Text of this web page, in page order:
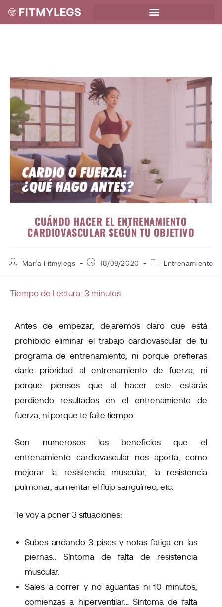
CUÁNDO HACER EL ENTRENAMIENTO
CARDIOVASCULAR SEGÚN TU OBJETIVO
María Fitmylegs 18/09/2020 Entrenamiento
Tiempo de Lectura: 3 minutos
Antes de empezar, dejaremos claro que está
prohibido eliminar el trabajo cardiovascular de tu
programa de entrenamiento, ni porque prefieras
darle prioridad al entrenamiento de fuerza, ni
porque pienses que al hacer este estarás
perdiendo resultados en el entrenamiento de
fuerza, ni porque te falte tiempo.
Son numerosos los beneficios que el
entrenamiento cardiovascular nos aporta, como
mejorar la resistencia muscular, la resistencia
pulmonar, aumentar el flujo sanguíneo, etc.
Te voy a poner 3 situaciones:
Subes andando 3 pisos y notas fatiga en las
piernas.. Síntoma de falta de resistencia
muscular.
Sales a correr y no aguantas ni 10 minutos,
comienzas a hiperventilar… Síntoma de falta